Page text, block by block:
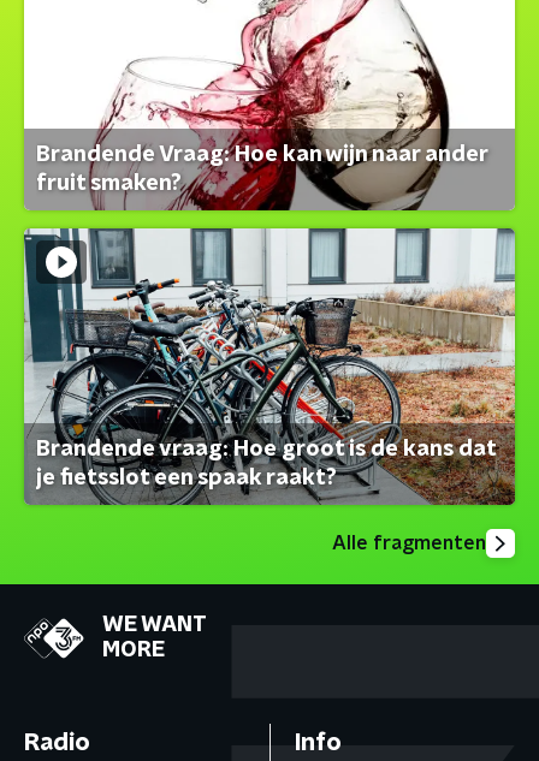
Brandende Vraag: Hoe kan wijn naar ander
fruit smaken?
Brandende vraag: Hoe groot is de kans dat
je fietsslot een spaak raakt?
Alle fragmenten
WE WANT
MORE
Radio Info